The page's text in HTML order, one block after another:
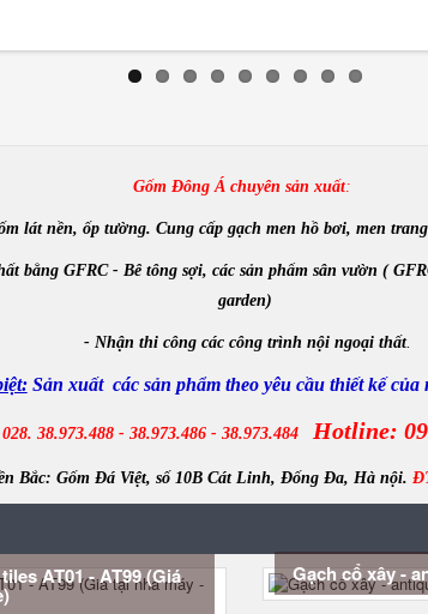
Gốm Đông Á chuyên sản xuất:
lát nền, ốp tường. Cung cấp gạch men hồ bơi, men
bằng GFRC - Bê tông sợi, các sản phẩm sân vườn (
garden)
- Nhận thi công các công trình nội ngoại thất.
Sản xuất các sản phẩm theo yêu cầu thiết kế của
38.973.488 - 38.973.486 - 38.973.484 Hotline:
Bắc: Gốm Đá Việt, số 10B Cát Linh, Đống Đa, Hà nội.
AT01 - AT99 (Giá Gạch cổ xây -